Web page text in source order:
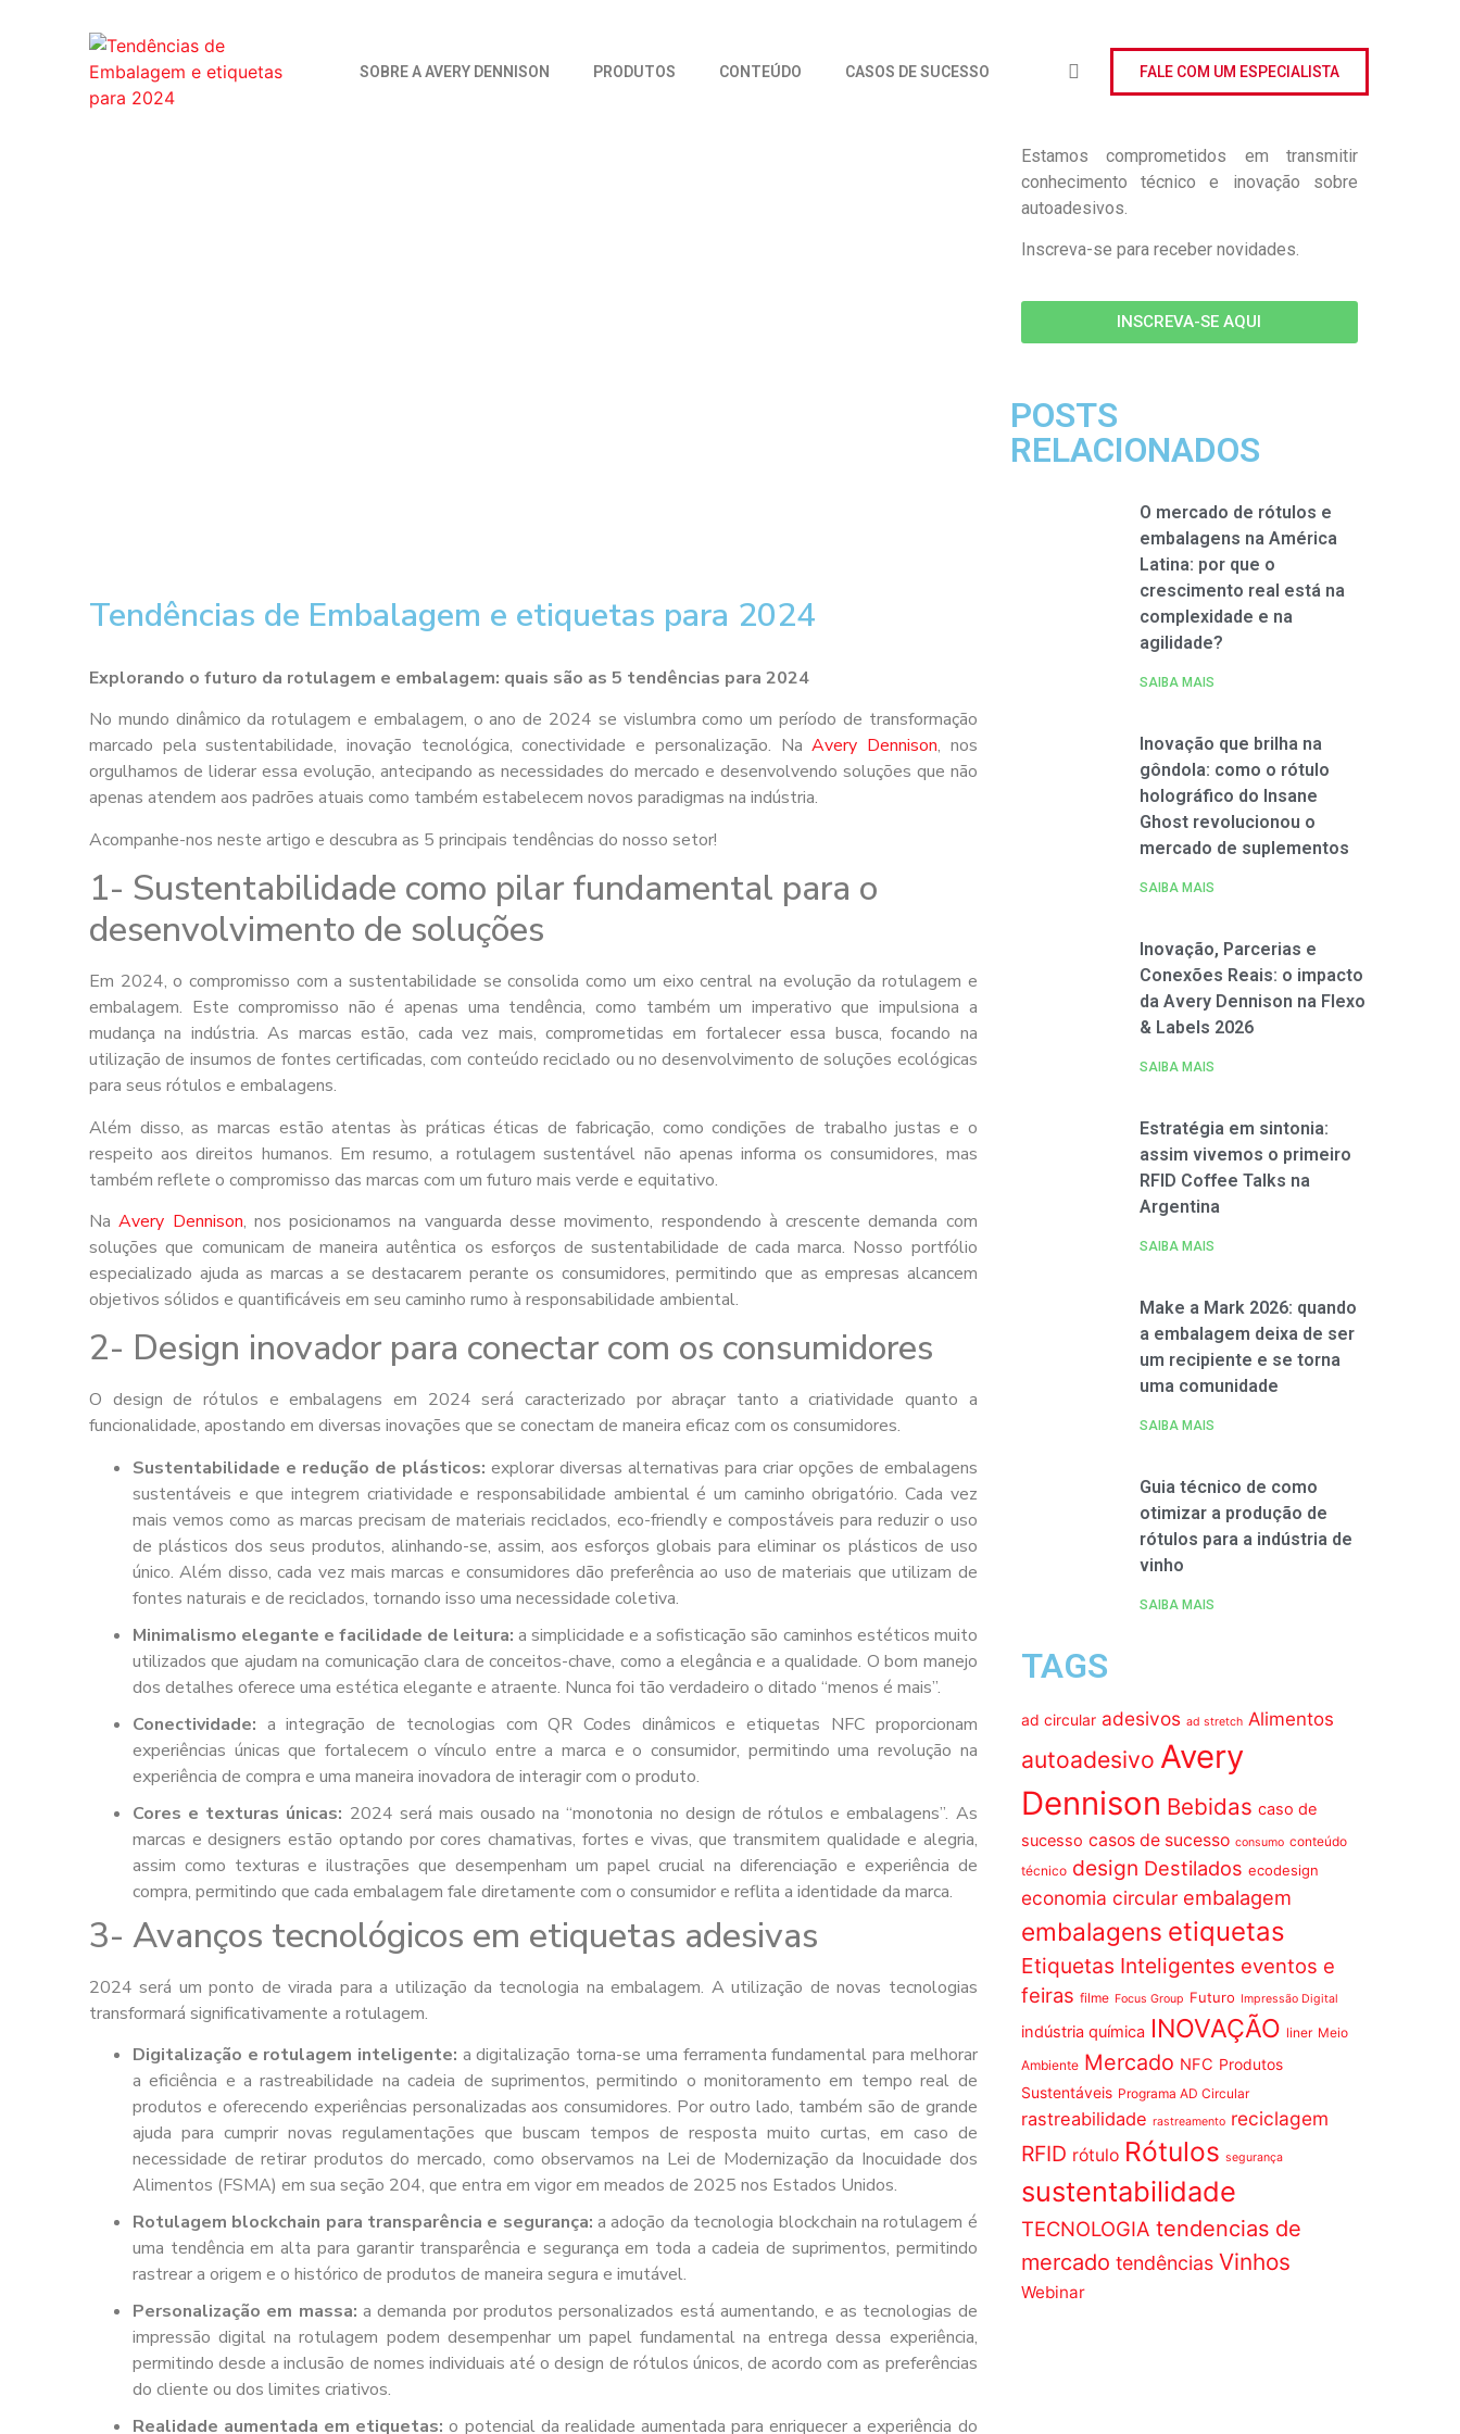
SOBRE A AVERY DENNISON PRODUTOS CONTEÚDO CASOS DE SUCESSO FALE COM UM ESPECIALISTA
Tendências de Embalagem e etiquetas para 2024
Explorando o futuro da rotulagem e embalagem: quais são as 5 tendências para 2024
No mundo dinâmico da rotulagem e embalagem, o ano de 2024 se vislumbra como um período de transformação
marcado pela sustentabilidade, inovação tecnológica, conectividade e personalização. NaAvery Dennison, nos
orgulhamos de liderar essa evolução, antecipando as necessidades do mercado e desenvolvendo soluções que não
apenas atendem aos padrões atuais como também estabelecem novos paradigmas na indústria.
Acompanhe-nos neste artigo e descubra as 5 principais tendências do nosso setor!
1- Sustentabilidade como pilar fundamental para o
desenvolvimento de soluções
Em 2024, o compromisso com a sustentabilidade se consolida como um eixo central na evolução da rotulagem e
embalagem. Este compromisso não é apenas uma tendência, como também um imperativo que impulsiona a
mudança na indústria. As marcas estão, cada vez mais, comprometidas em fortalecer essa busca, focando na
utilização de insumos de fontes certificadas, com conteúdo reciclado ou no desenvolvimento de soluções ecológicas
para seus rótulos e embalagens.
Além disso, as marcas estão atentas às práticas éticas de fabricação, como condições de trabalho justas e o
respeito aos direitos humanos. Em resumo, a rotulagem sustentável não apenas informa os consumidores, mas
também reflete o compromisso das marcas com um futuro mais verde e equitativo.
NaAvery Dennison, nos posicionamos na vanguarda desse movimento, respondendo à crescente demanda com
soluções que comunicam de maneira autêntica os esforços de sustentabilidade de cada marca. Nosso portfólio
especializado ajuda as marcas a se destacarem perante os consumidores, permitindo que as empresas alcancem
objetivos sólidos e quantificáveis em seu caminho rumo à responsabilidade ambiental.
2- Design inovador para conectar com os consumidores
O design de rótulos e embalagens em 2024 será caracterizado por abraçar tanto a criatividade quanto a
funcionalidade, apostando em diversas inovações que se conectam de maneira eficaz com os consumidores.
Sustentabilidade e redução de plásticos: explorar diversas alternativas para criar opções de embalagens
sustentáveis e que integrem criatividade e responsabilidade ambiental é um caminho obrigatório. Cada vez
mais vemos como as marcas precisam de materiais reciclados, eco-friendly e compostáveis para reduzir o uso
de plásticos dos seus produtos, alinhando-se, assim, aos esforços globais para eliminar os plásticos de uso
único. Além disso, cada vez mais marcas e consumidores dão preferência ao uso de materiais que utilizam de
fontes naturais e de reciclados, tornando isso uma necessidade coletiva.
Minimalismo elegante e facilidade de leitura:a simplicidade e a sofisticação são caminhos estéticos muito
utilizados que ajudam na comunicação clara de conceitos-chave, como a elegância e a qualidade. O bom manejo
dos detalhes oferece uma estética elegante e atraente. Nunca foi tão verdadeiro o ditado “menos é mais”.
Conectividade: a integração de tecnologias com QR Codes dinâmicos e etiquetas NFC proporcionam
experiências únicas que fortalecem o vínculo entre a marca e o consumidor, permitindo uma revolução na
experiência de compra e uma maneira inovadora de interagir com o produto.
Cores e texturas únicas: 2024 será mais ousado na “monotonia no design de rótulos e embalagens”. As
marcas e designers estão optando por cores chamativas, fortes e vivas, que transmitem qualidade e alegria,
assim como texturas e ilustrações que desempenham um papel crucial na diferenciação e experiência de
compra, permitindo que cada embalagem fale diretamente com o consumidor e reflita a identidade da marca.
3- Avanços tecnológicos em etiquetas adesivas
2024 será um ponto de virada para a utilização da tecnologia na embalagem. A utilização de novas tecnologias
transformará significativamente a rotulagem.
Digitalização e rotulagem inteligente: a digitalização torna-se uma ferramenta fundamental para melhorar
a eficiência e a rastreabilidade na cadeia de suprimentos, permitindo o monitoramento em tempo real de
produtos e oferecendo experiências personalizadas aos consumidores. Por outro lado, também são de grande
ajuda para cumprir novas regulamentações que buscam tempos de resposta muito curtas, em caso de
necessidade de retirar produtos do mercado, como observamos na Lei de Modernização da Inocuidade dos
Alimentos (FSMA) em sua seção 204, que entra em vigor em meados de 2025 nos Estados Unidos.
Rotulagem blockchain para transparência e segurança:a adoção da tecnologia blockchain na rotulagem é
uma tendência em alta para garantir transparência e segurança em toda a cadeia de suprimentos, permitindo
rastrear a origem e o histórico de produtos de maneira segura e imutável.
Personalização em massa: a demanda por produtos personalizados está aumentando, e as tecnologias de
impressão digital na rotulagem podem desempenhar um papel fundamental na entrega dessa experiência,
permitindo desde a inclusão de nomes individuais até o design de rótulos únicos, de acordo com as preferências
do cliente ou dos limites criativos.
Realidade aumentada em etiquetas: o potencial da realidade aumentada para enriquecer a experiência do
Estamos comprometidos em transmitir
conhecimento técnico e inovação sobre
autoadesivos.
Inscreva-se para receber novidades.
INSCREVA-SE AQUI
POSTS
RELACIONADOS
O mercado de rótulos e
embalagens na América
Latina: por que o
crescimento real está na
complexidade e na
agilidade?
SAIBA MAIS
Inovação que brilha na
gôndola: como o rótulo
holográfico do Insane
Ghost revolucionou o
mercado de suplementos
SAIBA MAIS
Inovação, Parcerias e
Conexões Reais: o impacto
da Avery Dennison na Flexo
& Labels 2026
SAIBA MAIS
Estratégia em sintonia:
assim vivemos o primeiro
RFID Coffee Talks na
Argentina
SAIBA MAIS
Make a Mark 2026: quando
a embalagem deixa de ser
um recipiente e se torna
uma comunidade
SAIBA MAIS
Guia técnico de como
otimizar a produção de
rótulos para a indústria de
vinho
SAIBA MAIS
TAGS
ad circular adesivos ad stretch Alimentos
autoadesivo Avery
Dennison Bebidas caso de
sucesso casos de sucesso consumo conteúdo
técnico design Destilados ecodesign
economia circular embalagem
embalagens etiquetas
Etiquetas Inteligentes eventos e
feiras filme Focus Group Futuro Impressão Digital
indústria química INOVAÇÃO liner Meio
Ambiente Mercado NFC Produtos
Sustentáveis Programa AD Circular
rastreabilidade rastreamento reciclagem
RFID rótulo Rótulos segurança
sustentabilidade
TECNOLOGIA tendencias de
mercado tendências Vinhos
Webinar